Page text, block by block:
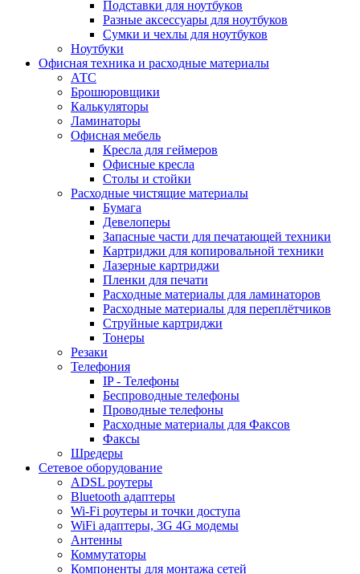
Подставки для ноутбуков
Разные аксессуары для ноутбуков
Сумки и чехлы для ноутбуков
Ноутбуки
Офисная техника и расходные материалы
АТС
Брошюровщики
Калькуляторы
Ламинаторы
Офисная мебель
Кресла для геймеров
Офисные кресла
Столы и стойки
Расходные чистящие материалы
Бумага
Девелоперы
Запасные части для печатающей техники
Картриджи для копировальной техники
Лазерные картриджи
Пленки для печати
Расходные материалы для ламинаторов
Расходные материалы для переплётчиков
Струйные картриджи
Тонеры
Резаки
Телефония
IP - Телефоны
Беспроводные телефоны
Проводные телефоны
Расходные материалы для Факсов
Факсы
Шредеры
Сетевое оборудование
ADSL роутеры
Bluetooth адаптеры
Wi-Fi роутеры и точки доступа
WiFi адаптеры, 3G 4G модемы
Антенны
Коммутаторы
Компоненты для монтажа сетей